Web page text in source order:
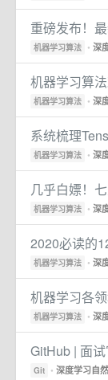
重磅发布！
机器学习算法 • 深
机器学习算
机器学习算法 • 深
系统梳理
机器学习算法 • 深
几乎白嫖！
机器学习算法 • 深
2020必读的
机器学习算法 • 深
机器学习各
机器学习算法 • 深
GitHub | 面
Git • 深度学习自